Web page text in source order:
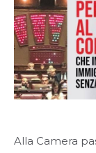
Alla Camera